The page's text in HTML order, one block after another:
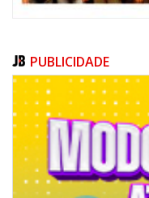
PUBLICIDADE